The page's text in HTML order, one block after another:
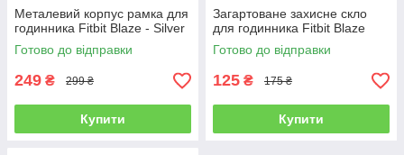
Металевий корпус рамка для
годинника Fitbit Blaze - Silver
Готово до відправки
249 ₴ 299 ₴
Купити
Загартоване захисне скло
для годинника Fitbit Blaze
Готово до відправки
125 ₴ 175 ₴
Купити